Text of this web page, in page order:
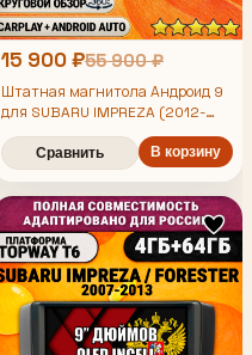
15 900 ₽55 900 ₽
Штатная магнитола Андроид 9
для SUBARU IMPREZA (2012-
XV, рамка черная матовая,
4/64гб, DSP, 360 обзор,
беспроводной CarPlay и Android
Auto, GPS и ГЛОНАСС
Сравнить В корзину